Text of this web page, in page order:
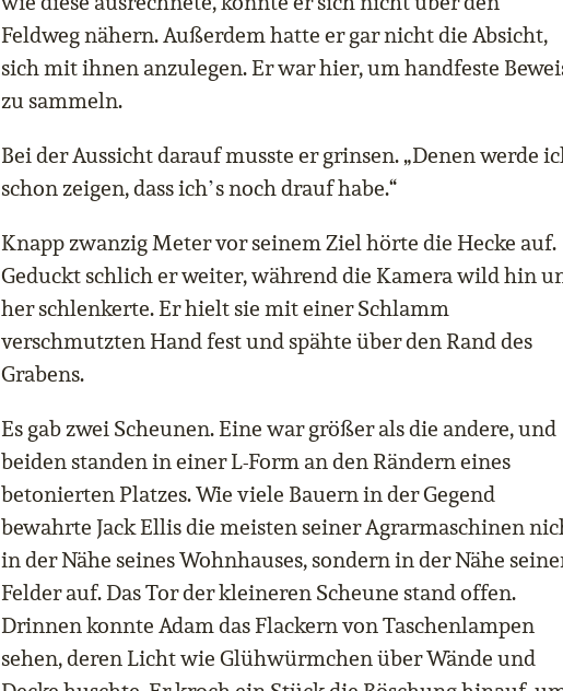
Feldweg nähern. Außerdem hatte er gar nicht die Absicht,
sich mit ihnen anzulegen. Er war hier, um handfeste
zu sammeln.
Bei der Aussicht darauf musste er grinsen. „Denen werde
schon zeigen, dass ich’s noch drauf habe.“
Knapp zwanzig Meter vor seinem Ziel hörte die Hecke auf.
Geduckt schlich er weiter, während die Kamera wild hin
her schlenkerte. Er hielt sie mit einer Schlamm
verschmutzten Hand fest und spähte über den Rand des
Grabens.
Es gab zwei Scheunen. Eine war größer als die andere, und
beiden standen in einer L-Form an den Rändern eines
betonierten Platzes. Wie viele Bauern in der Gegend
bewahrte Jack Ellis die meisten seiner Agrarmaschinen
in der Nähe seines Wohnhauses, sondern in der Nähe
Felder auf. Das Tor der kleineren Scheune stand offen.
Drinnen konnte Adam das Flackern von Taschenlampen
sehen, deren Licht wie Glühwürmchen über Wände und